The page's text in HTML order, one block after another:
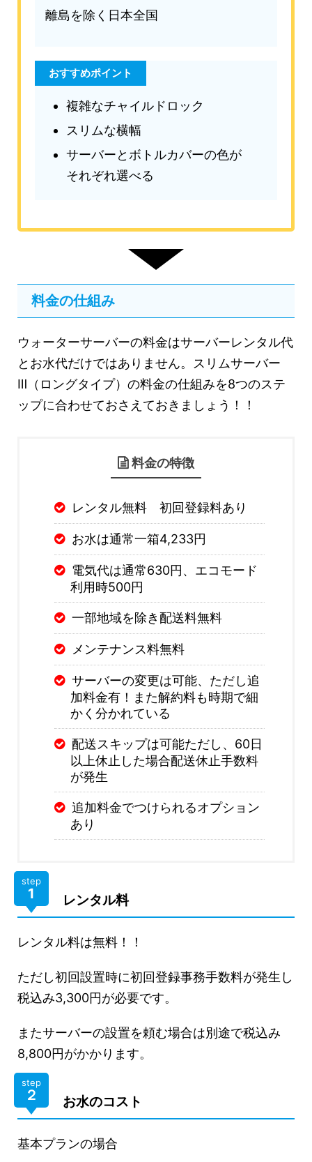
離島を除く日本全国
おすすめポイント
複雑なチャイルドロック
スリムな横幅
サーバーとボトルカバーの色が
それぞれ選べる
料金の仕組み
ウォーターサーバーの料金はサーバーレンタル代
とお水代だけではありません。スリムサーバー
Ⅲ（ロングタイプ）の料金の仕組みを8つのステ
ップに合わせておさえておきましょう！！
料金の特徴
レンタル無料 初回登録料あり
お水は通常一箱4,233円
電気代は通常630円、エコモード
利用時500円
一部地域を除き配送料無料
メンテナンス料無料
サーバーの変更は可能、ただし追
加料金有！また解約料も時期で細
かく分かれている
配送スキップは可能ただし、60日
以上休止した場合配送休止手数料
が発生
追加料金でつけられるオプション
あり
step
1 レンタル料
レンタル料は無料！！
ただし初回設置時に初回登録事務手数料が発生し
税込み3,300円が必要です。
またサーバーの設置を頼む場合は別途で税込み
8,800円がかかります。
step
２ お水のコスト
基本プランの場合